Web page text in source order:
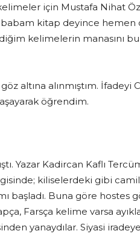
için Mustafa Nihat
babam kitap deyince
kelimelerin manasını
göz altına alınmıştım.
öğrendim.
Yazar Kadircan Kaflı
kiliselerdeki gibi
başladı. Buna göre hostes
Farsça kelime varsa
yanaydılar. Siyasi